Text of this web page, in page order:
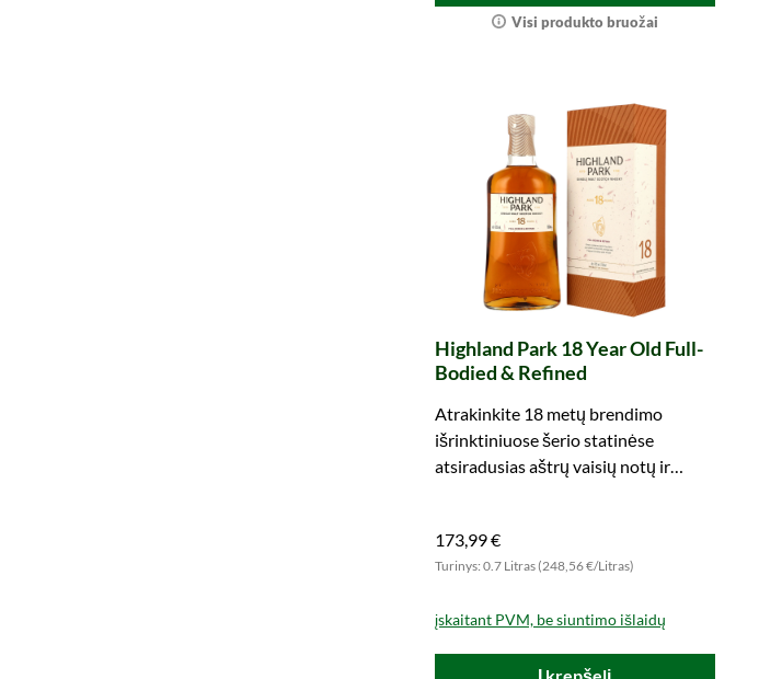
Visi produkto bruožai
Highland Park 18 Year Old Full-
Bodied & Refined
Atrakinkite 18 metų brendimo
išrinktiniuose šerio statinėse
atsiradusias aštrų vaisių notų ir
173,99 €
Turinys: 0.7 Litras (248,56 €/Litras)
įskaitant PVM, be siuntimo išlaidų